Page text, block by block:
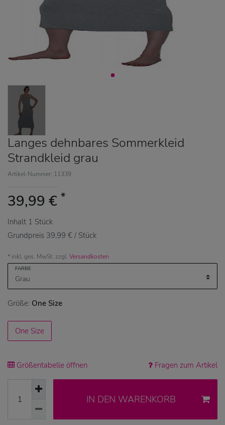
Langes dehnbares Sommerkleid
Strandkleid grau
Artikel-Nummer: 11339
39,99 € *
Inhalt 1 Stück
Grundpreis 39,99 € / Stück
* inkl. ges. MwSt. zzgl. Versandkosten
FARBE
Größe: One Size
One Size
Größentabelle öffnen Fragen zum Artikel
IN DEN WARENKORB